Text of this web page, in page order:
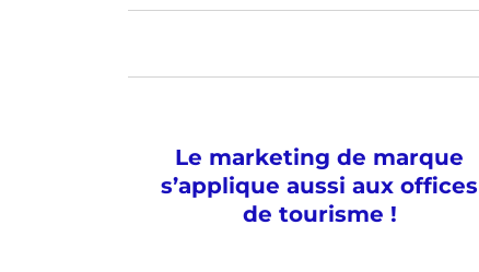
Le marketing de marque
s’applique aussi aux offices
de tourisme !